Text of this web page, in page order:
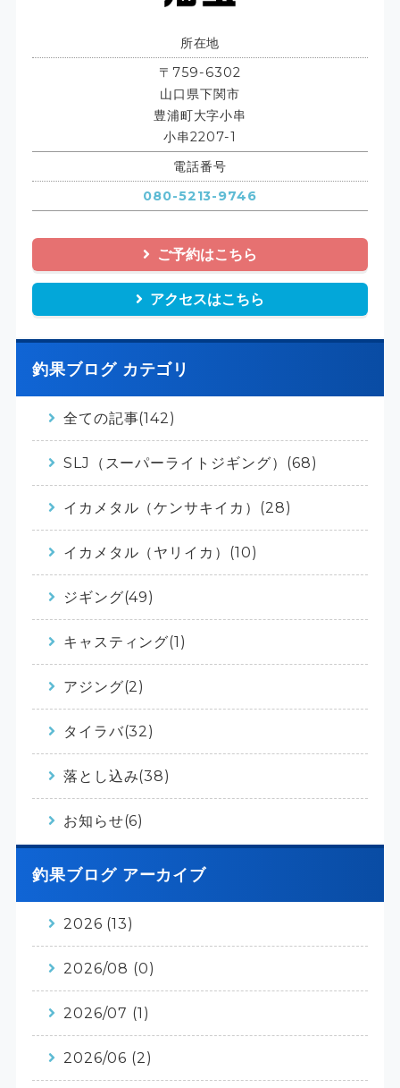
所在地
〒759-6302
山口県下関市
豊浦町大字小串
小串2207-1
電話番号
080-5213-9746
ご予約はこちら
アクセスはこちら
釣果ブログ カテゴリ
全ての記事(142)
SLJ（スーパーライトジギング）(68)
イカメタル（ケンサキイカ）(28)
イカメタル（ヤリイカ）(10)
ジギング(49)
キャスティング(1)
アジング(2)
タイラバ(32)
落とし込み(38)
お知らせ(6)
釣果ブログ アーカイブ
2026 (13)
2026/08 (0)
2026/07 (1)
2026/06 (2)